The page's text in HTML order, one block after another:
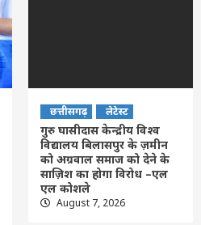
छत्तीसगढ़ लेटेस्ट
गुरु घासीदास केन्द्रीय विश्व
विद्यालय बिलासपुर के ज़मीन
को अग्रवाल समाज को देने के
साज़िश का होगा विरोध –एल
एल कोशले
August 7, 2026